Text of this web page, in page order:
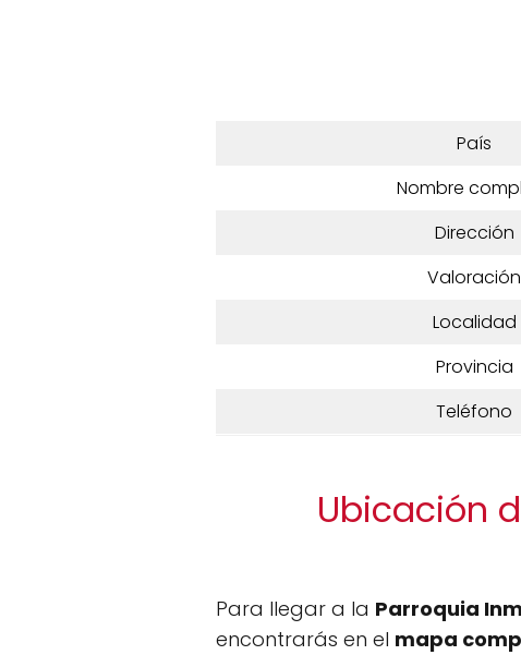
País
Nombre
Dirección
Valoración
Localidad
Provincia
Teléfono
Ubicación
Para llegar a la Parroquia
encontrarás en el mapa